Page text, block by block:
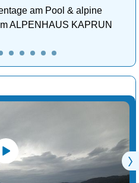
am Pool & alpine
ALPENHAUS KAPRUN